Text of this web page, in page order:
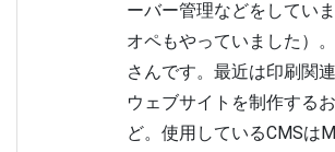
ーバー管理などをしてい
オペもやっていました）
さんです。最近は印刷関
ウェブサイトを制作する
ど。使用しているCMSは